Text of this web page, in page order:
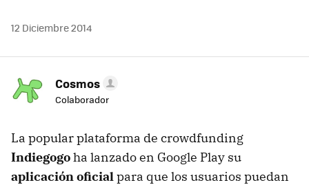
12 Diciembre 2014
Cosmos
Colaborador
La popular plataforma de crowdfunding
Indiegogoha lanzado en Google Play su
aplicación oficialpara que los usuarios puedan